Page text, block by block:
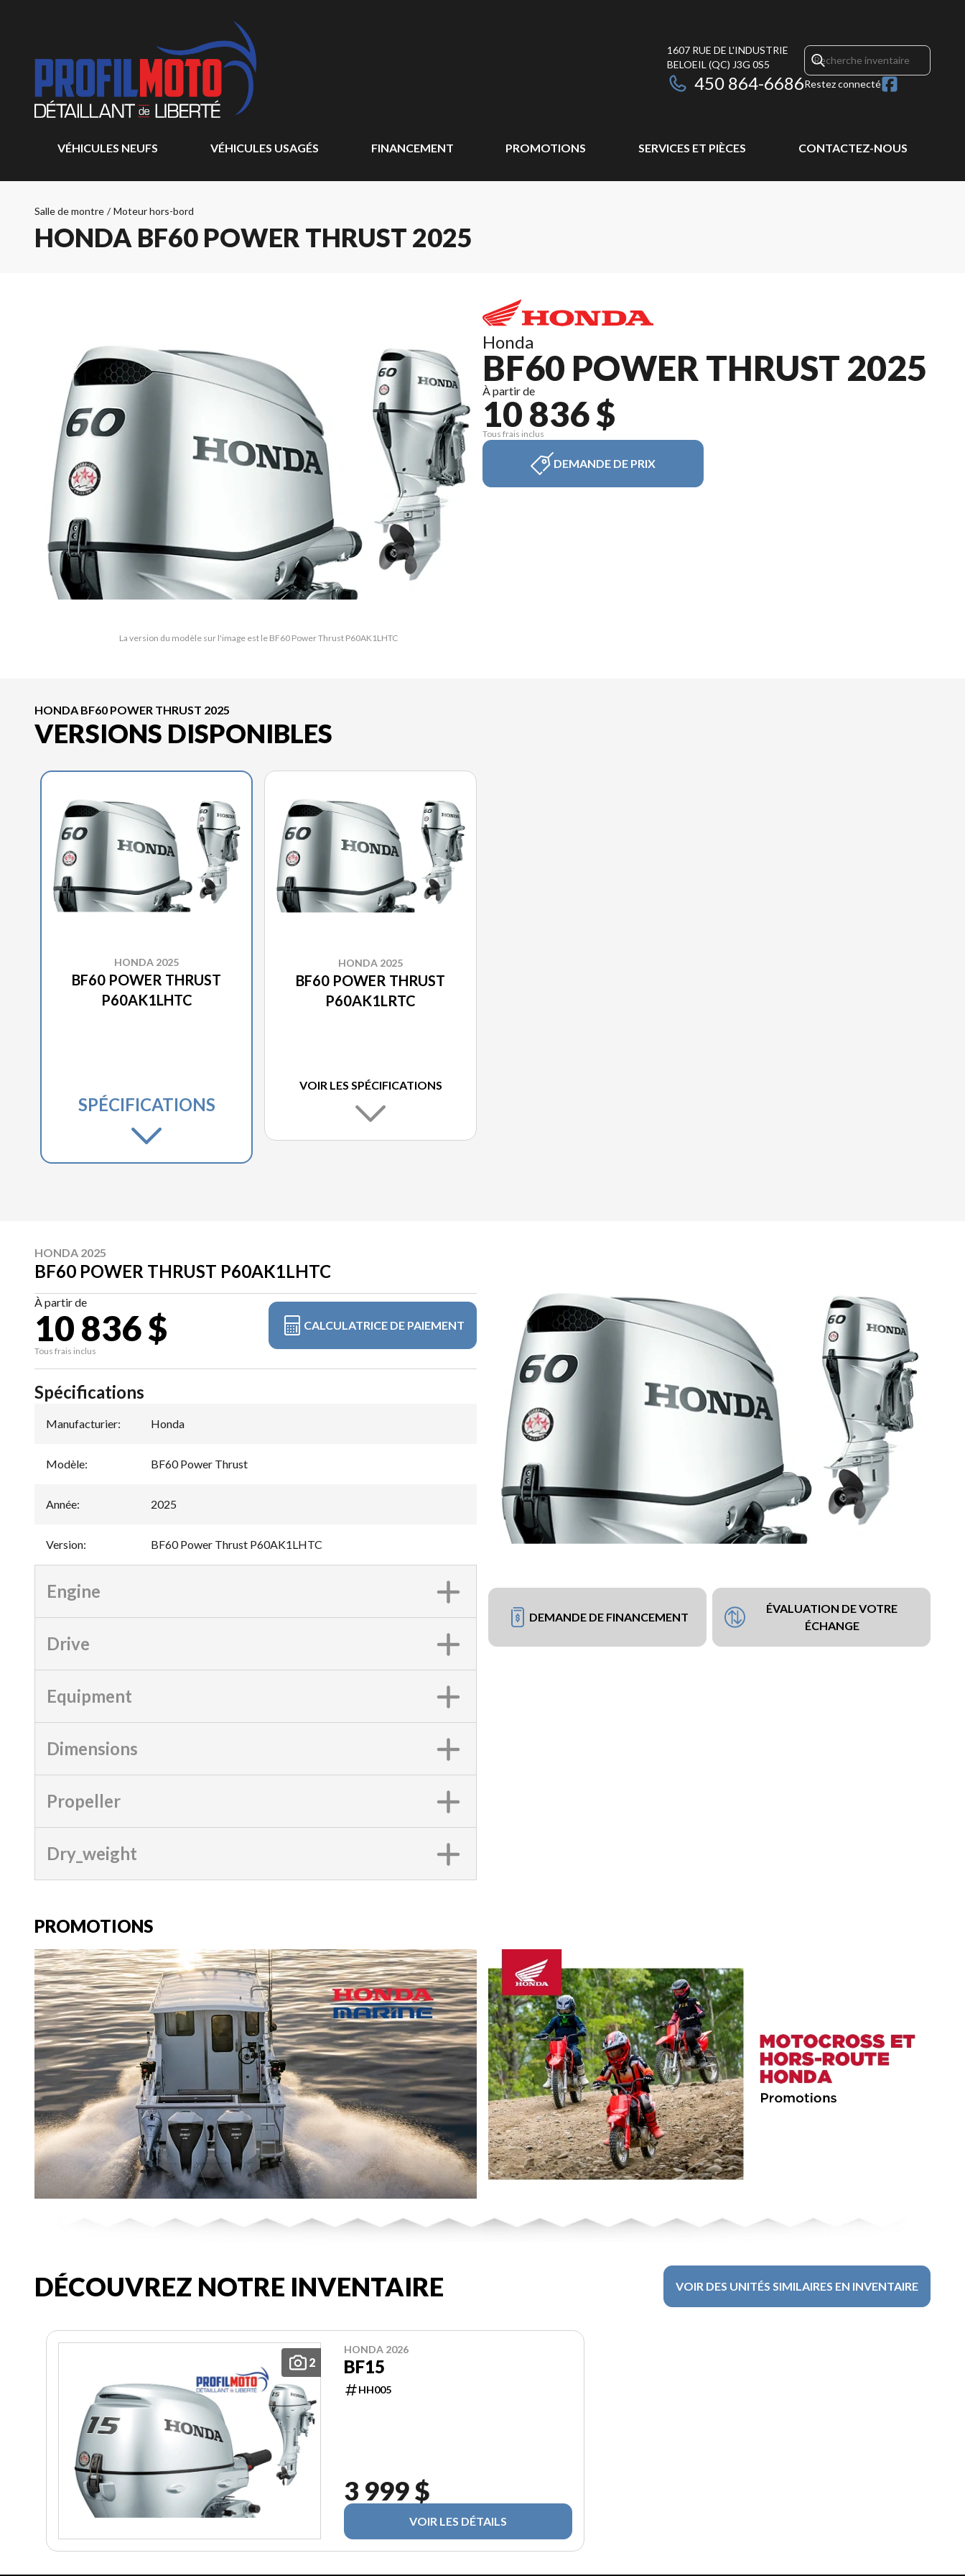
1607 RUE DE L'INDUSTRIE
BELOEIL (QC) J3G 0S5
450 864-6686Restez connecté
VÉHICULES NEUFS VÉHICULES USAGÉS FINANCEMENT PROMOTIONS SERVICES ET PIÈCES CONTACTEZ-NOUS
Salle de montre / Moteur hors-bord
HONDA BF60 POWER THRUST 2025
La version du modèle sur l'image est le BF60 Power Thrust P60AK1LHTC
Honda
BF60 POWER THRUST 2025
À partir de
10 836 $
Tous frais inclus
DEMANDE DE PRIX
HONDA BF60 POWER THRUST 2025
VERSIONS DISPONIBLES
HONDA 2025
BF60 POWER THRUST
P60AK1LHTC
SPÉCIFICATIONS
HONDA 2025
BF60 POWER THRUST
P60AK1LRTC
VOIR LES SPÉCIFICATIONS
HONDA 2025
BF60 POWER THRUST P60AK1LHTC
À partir de
10 836 $
Tous frais inclus
CALCULATRICE DE PAIEMENT
DEMANDE DE FINANCEMENT
ÉVALUATION DE VOTRE
ÉCHANGE
Spécifications
Manufacturier: Honda
Modèle: BF60 Power Thrust
Année: 2025
Version: BF60 Power Thrust P60AK1LHTC
Engine
Drive
Equipment
Dimensions
Propeller
Dry_weight
PROMOTIONS
DÉCOUVREZ NOTRE INVENTAIRE VOIR DES UNITÉS SIMILAIRES EN INVENTAIRE
2
HONDA 2026
BF15
HH005
3 999 $
VOIR LES DÉTAILS